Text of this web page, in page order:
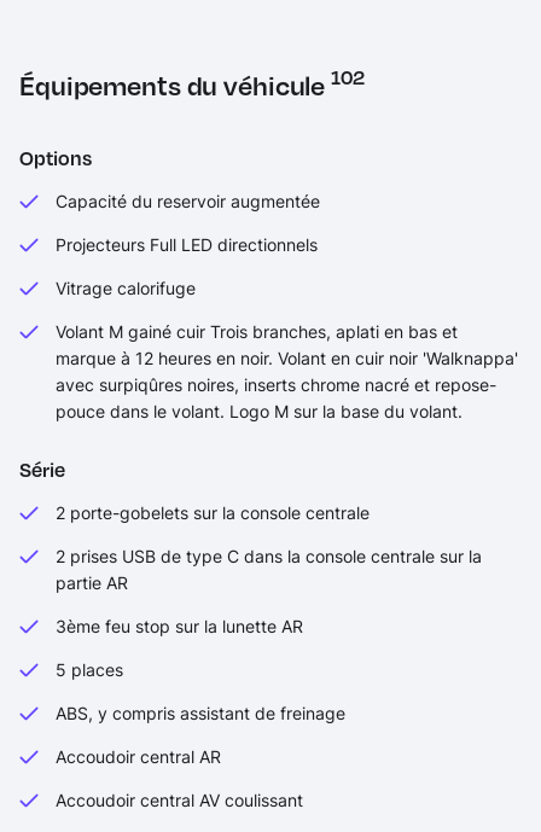
Équipements du véhicule 102
Options
Capacité du reservoir augmentée
Projecteurs Full LED directionnels
Vitrage calorifuge
Volant M gainé cuir Trois branches, aplati en bas et
marque à 12 heures en noir. Volant en cuir noir 'Walknappa'
avec surpiqûres noires, inserts chrome nacré et repose-
pouce dans le volant. Logo M sur la base du volant.
Série
2 porte-gobelets sur la console centrale
2 prises USB de type C dans la console centrale sur la
partie AR
3ème feu stop sur la lunette AR
5 places
ABS, y compris assistant de freinage
Accoudoir central AR
Accoudoir central AV coulissant